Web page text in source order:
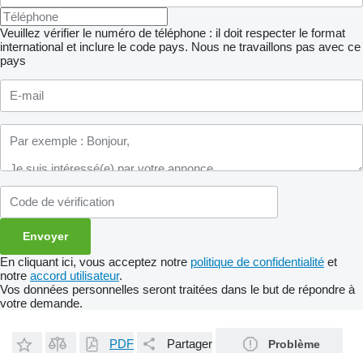
Veuillez vérifier le numéro de téléphone : il doit respecter le format
international et inclure le code pays. Nous ne travaillons pas avec ce
pays
En cliquant ici, vous acceptez notre politique de confidentialité et
notre accord utilisateur.
Vos données personnelles seront traitées dans le but de répondre à
votre demande.
PDF Partager Problème